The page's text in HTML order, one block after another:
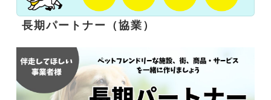
長期パートナー（協業）